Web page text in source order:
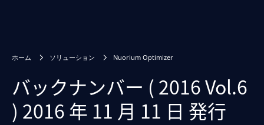
ホーム ソリューション Nuorium Optimizer
バックナンバー ( 2016 Vol.6
) 2016 年 11 月 11 日 発行